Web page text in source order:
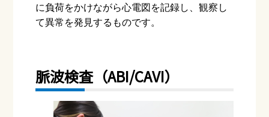
に負荷をかけながら心電図を記録し、観察し
て異常を発見するものです。
脈波検査（ABI/CAVI）